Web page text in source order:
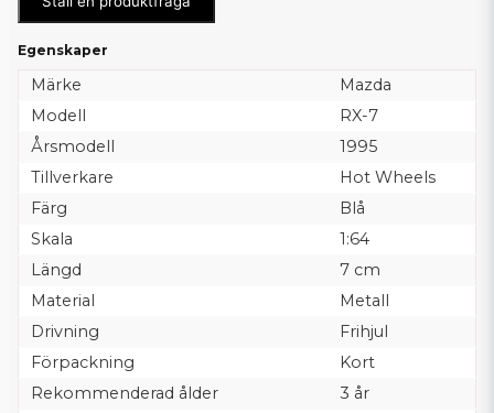
Egenskaper
Märke
Mazda
Modell
RX-7
Årsmodell
1995
Tillverkare
Hot Wheels
Färg
Blå
Skala
1:64
Längd
7 cm
Material
Metall
Drivning
Frihjul
Förpackning
Kort
Rekommenderad ålder
3 år